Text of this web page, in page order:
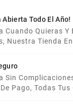
Abierta Todo El Año!
Cuando Quieras Y
Nuestra Tienda
Sin
Pago, Todas Tus